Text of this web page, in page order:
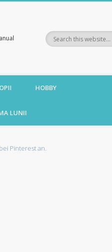
HOBBY
LUNII
Pinterest an.